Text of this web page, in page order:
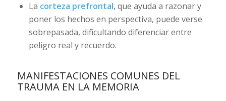
La corteza prefrontal, que ayuda a razonar y
poner los hechos en perspectiva, puede verse
sobrepasada, dificultando diferenciar entre
peligro real y recuerdo.
MANIFESTACIONES COMUNES DEL
TRAUMA EN LA MEMORIA